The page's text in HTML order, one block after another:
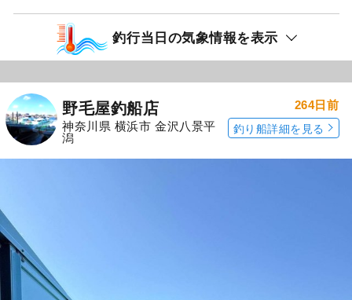
釣行当日の気象情報を表示
野毛屋釣船店
神奈川県 横浜市 金沢八景平
潟
264日前
釣り船詳細を見る